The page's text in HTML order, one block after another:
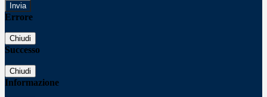
Errore
Chiudi
Successo
Chiudi
Informazione